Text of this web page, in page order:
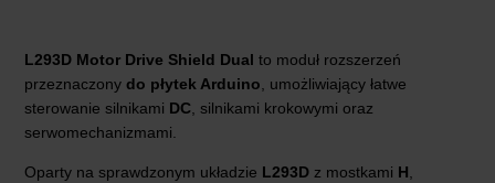
L293D Motor Drive Shield Dual to moduł rozszerzeń
przeznaczony do płytek Arduino , umożliwiający łatwe
sterowanie silnikami DC , silnikami krokowymi oraz
serwomechanizmami.
Oparty na sprawdzonym układzie L293D z mostkami H